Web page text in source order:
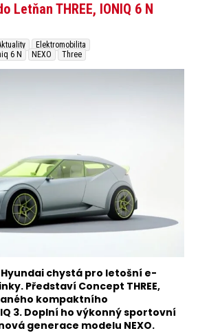
Letňan THREE, IONIQ 6 N
Elektromobilita
6 N NEXO Three
chystá pro letošní e-
Představí Concept THREE,
kompaktního
3. Doplní ho výkonný sportovní
generace modelu NEXO.